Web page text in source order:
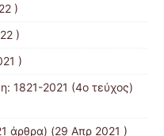
)
)
)
1821-2021 (4ο τεύχος)
άρθρα) (29 Απρ 2021 )